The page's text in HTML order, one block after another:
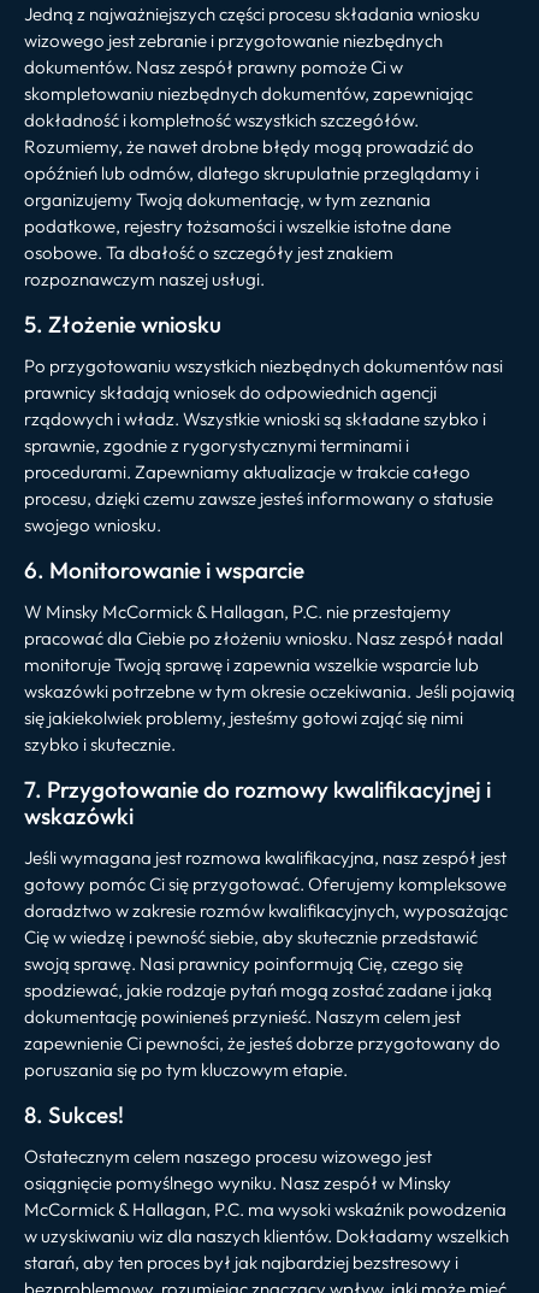
Jedną z najważniejszych części procesu składania wniosku
wizowego jest zebranie i przygotowanie niezbędnych
dokumentów. Nasz zespół prawny pomoże Ci w
skompletowaniu niezbędnych dokumentów, zapewniając
dokładność i kompletność wszystkich szczegółów.
Rozumiemy, że nawet drobne błędy mogą prowadzić do
opóźnień lub odmów, dlatego skrupulatnie przeglądamy i
organizujemy Twoją dokumentację, w tym zeznania
podatkowe, rejestry tożsamości i wszelkie istotne dane
osobowe. Ta dbałość o szczegóły jest znakiem
rozpoznawczym naszej usługi.
5. Złożenie wniosku
Po przygotowaniu wszystkich niezbędnych dokumentów nasi
prawnicy składają wniosek do odpowiednich agencji
rządowych i władz. Wszystkie wnioski są składane szybko i
sprawnie, zgodnie z rygorystycznymi terminami i
procedurami. Zapewniamy aktualizacje w trakcie całego
procesu, dzięki czemu zawsze jesteś informowany o statusie
swojego wniosku.
6. Monitorowanie i wsparcie
W Minsky McCormick & Hallagan, P.C. nie przestajemy
pracować dla Ciebie po złożeniu wniosku. Nasz zespół nadal
monitoruje Twoją sprawę i zapewnia wszelkie wsparcie lub
wskazówki potrzebne w tym okresie oczekiwania. Jeśli pojawią
się jakiekolwiek problemy, jesteśmy gotowi zająć się nimi
szybko i skutecznie.
7. Przygotowanie do rozmowy kwalifikacyjnej i
wskazówki
Jeśli wymagana jest rozmowa kwalifikacyjna, nasz zespół jest
gotowy pomóc Ci się przygotować. Oferujemy kompleksowe
doradztwo w zakresie rozmów kwalifikacyjnych, wyposażając
Cię w wiedzę i pewność siebie, aby skutecznie przedstawić
swoją sprawę. Nasi prawnicy poinformują Cię, czego się
spodziewać, jakie rodzaje pytań mogą zostać zadane i jaką
dokumentację powinieneś przynieść. Naszym celem jest
zapewnienie Ci pewności, że jesteś dobrze przygotowany do
poruszania się po tym kluczowym etapie.
8. Sukces!
Ostatecznym celem naszego procesu wizowego jest
osiągnięcie pomyślnego wyniku. Nasz zespół w Minsky
McCormick & Hallagan, P.C. ma wysoki wskaźnik powodzenia
w uzyskiwaniu wiz dla naszych klientów. Dokładamy wszelkich
starań, aby ten proces był jak najbardziej bezstresowy i